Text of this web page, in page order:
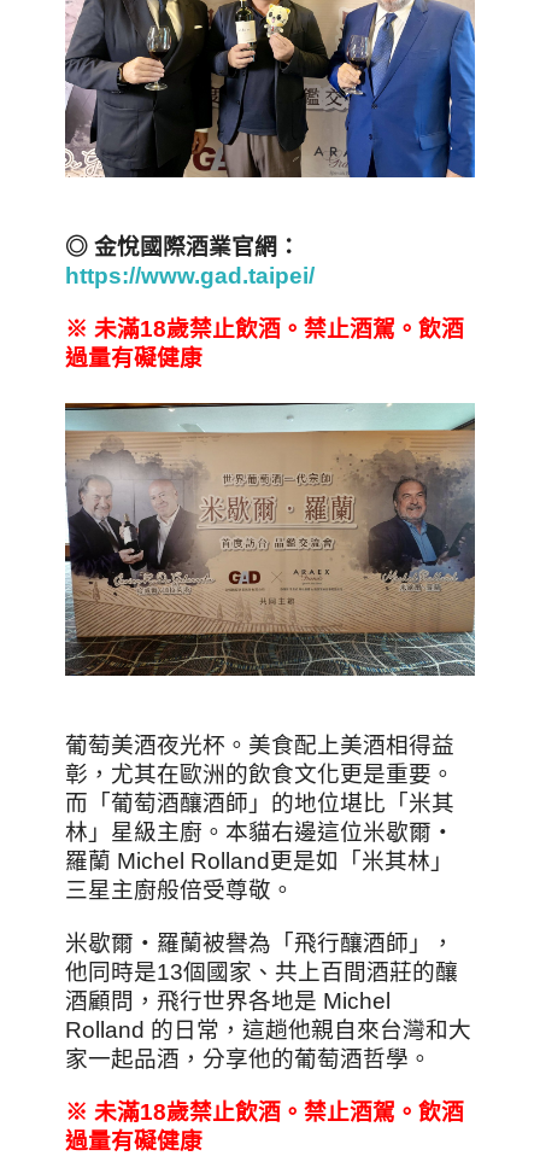
◎ 金悅國際酒業官網：
https://www.gad.taipei/
※ 未滿18歲禁止飲酒。禁止酒駕。飲酒
過量有礙健康
葡萄美酒夜光杯。美食配上美酒相得益
彰，尤其在歐洲的飲食文化更是重要。
而「葡萄酒釀酒師」的地位堪比「米其
林」星級主廚。本貓右邊這位米歇爾‧
羅蘭 Michel Rolland更是如「米其林」
三星主廚般倍受尊敬。
米歇爾‧羅蘭被譽為「飛行釀酒師」，
他同時是13個國家、共上百間酒莊的釀
酒顧問，飛行世界各地是 Michel
Rolland 的日常，這趟他親自來台灣和大
家一起品酒，分享他的葡萄酒哲學。
※ 未滿18歲禁止飲酒。禁止酒駕。飲酒
過量有礙健康